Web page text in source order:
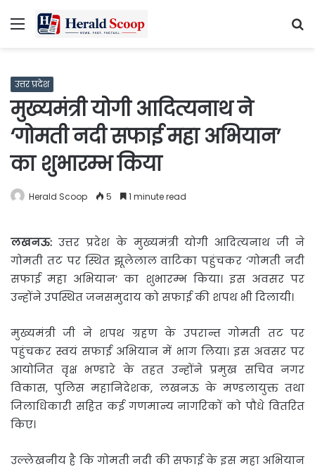
Menu
उत्तर प्रदेश
मुख्यमंत्री योगी आदित्यनाथ ने
‘गोमती नदी सफाई महा अभियान’
का शुभारम्भ किया
Herald Scoop 5 1 minute read
लखनऊ: उत्तर प्रदेश के मुख्यमंत्री योगी आदित्यनाथ जी ने
गोमती तट पर स्थित झूलेलाल वाटिका पहुंचकर ‘गोमती नदी
सफाई महा अभियान’ का शुभारम्भ किया। इस अवसर पर
उन्होंने उपस्थित जनसमुदाय को सफाई की शपथ भी दिलायी।
मुख्यमंत्री जी ने शपथ ग्रहण के उपरान्त गोमती तट पर
पहुंचकर स्वयं सफाई अभियान में भाग लिया। इस अवसर पर
आयोजित वृक्ष भण्डारे के तहत उन्होंने प्रमुख सचिव नगर
विकास, पुलिस महानिदेशक, लखनऊ के मण्डलायुक्त तथा
जिलाधिकारी सहित कई गणमान्य नागरिकों को पौधे वितरित
किए।
उल्लेखनीय है कि गोमती नदी की सफाई के इस महा अभियान